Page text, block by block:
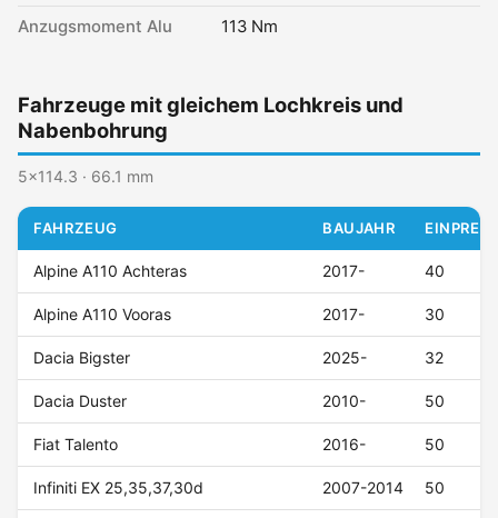
Anzugsmoment Alu 113 Nm
Fahrzeuge mit gleichem Lochkreis und
Nabenbohrung
5x114.3 · 66.1 mm
FAHRZEUG BAUJAHR
Alpine A110 Achteras 2017- 40
Alpine A110 Vooras 2017- 30
Dacia Bigster 2025- 32
Dacia Duster 2010- 50
Fiat Talento 2016- 50
Infiniti EX 25,35,37,30d 2007-2014 50